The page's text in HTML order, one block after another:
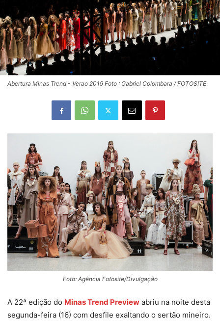
Abertura Minas Trend - Verao 2019 Foto : Gabriel Colombara / FOTOSITE
Foto: Agência Fotosite/Divulgação
A 22ª edição do Minas Trend Preview abriu na noite desta
segunda-feira (16) com desfile exaltando o sertão mineiro.